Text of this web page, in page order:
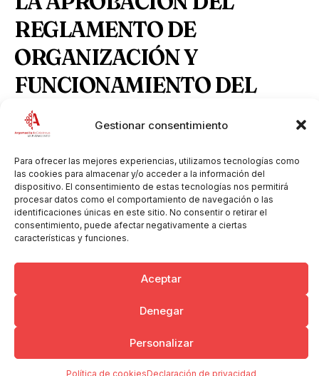
Gestionar consentimiento
Para ofrecer las mejores experiencias, utilizamos tecnologías como
las cookies para almacenar y/o acceder a la información del
dispositivo. El consentimiento de estas tecnologías nos permitirá
procesar datos como el comportamiento de navegación o las
identificaciones únicas en este sitio. No consentir o retirar el
consentimiento, puede afectar negativamente a ciertas
características y funciones.
Aceptar
Denegar
Personalizar
Política de cookiesDeclaración de privacidad
REGLAMENTO DE
ORGANIZACIÓN Y
FUNCIONAMIENTO DEL
SERVICIO DE GUARDERÍA
RURAL
20210506_Otros_Consulta-pública.pdf Descargar
Copyright © 2026 Ayuntamiento de Argamasilla de Calatrava
Politica de Privacidad y Aviso Legal